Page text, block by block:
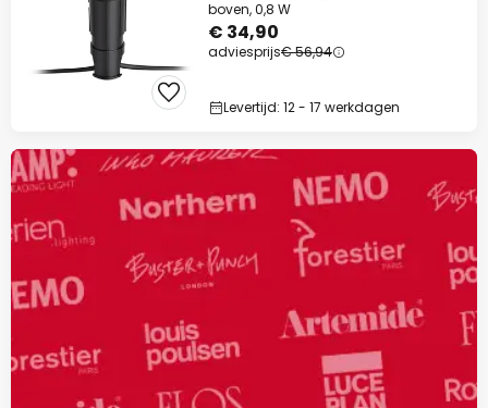
boven, 0,8 W
€ 34,90
adviesprijs€ 56,94
Levertijd: 12 - 17 werkdagen